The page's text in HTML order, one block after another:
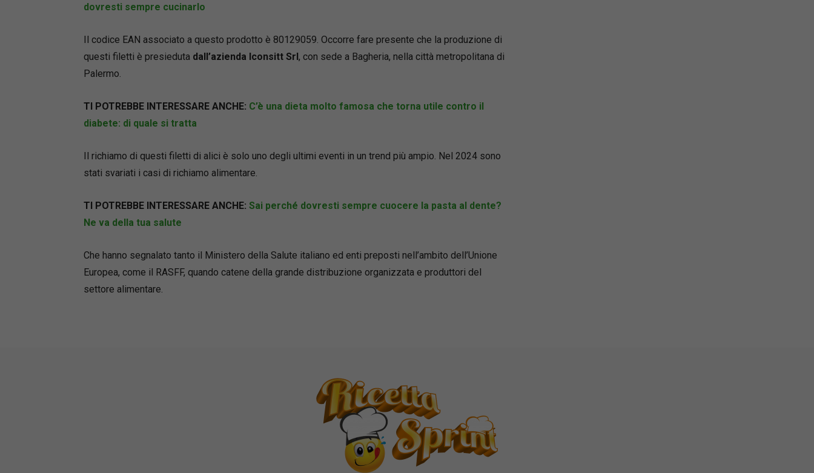
dovresti sempre cucinarlo
Il codice EAN associato a questo prodotto è 80129059. Occorre fare presente che la produzione di
questi filetti è presieduta dall’azienda Iconsitt Srl, con sede a Bagheria, nella città metropolitana di
Palermo.
TI POTREBBE INTERESSARE ANCHE: C’è una dieta molto famosa che torna utile contro il
diabete: di quale si tratta
Il richiamo di questi filetti di alici è solo uno degli ultimi eventi in un trend più ampio. Nel 2024 sono
stati svariati i casi di richiamo alimentare.
TI POTREBBE INTERESSARE ANCHE: Sai perché dovresti sempre cuocere la pasta al dente?
Ne va della tua salute
Che hanno segnalato tanto il Ministero della Salute italiano ed enti preposti nell’ambito dell’Unione
Europea, come il RASFF, quando catene della grande distribuzione organizzata e produttori del
settore alimentare.